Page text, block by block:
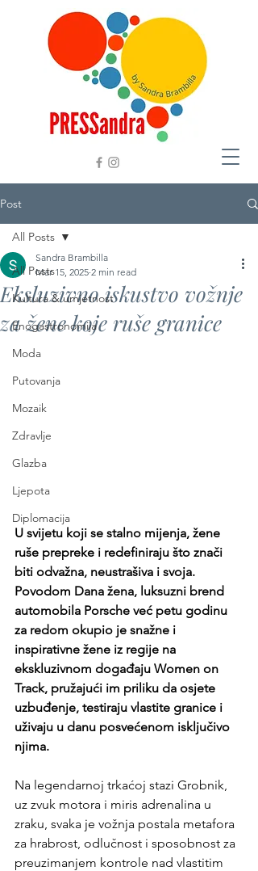
Post
All Posts
Kultura & umjetnost
Enogastronomija
Moda
Putovanja
Mozaik
Zdravlje
Glazba
Ljepota
Diplomacija
All Posts
Eksluzivno iskustvo vožnje
za žene koje ruše granice
Sandra Brambilla
Mar 15, 2025 2 min read
U svijetu koji se stalno mijenja, žene
ruše prepreke i redefiniraju što znači
biti odvažna, neustrašiva i svoja.
Povodom Dana žena, luksuzni brend
automobila Porsche već petu godinu
za redom okupio je snažne i
inspirativne žene iz regije na
ekskluzivnom događaju Women on
Track, pružajući im priliku da osjete
uzbuđenje, testiraju vlastite granice i
uživaju u danu posvećenom isključivo
njima.
Na legendarnoj trkaćoj stazi Grobnik,
uz zvuk motora i miris adrenalina u
zraku, svaka je vožnja postala metafora
za hrabrost, odlučnost i sposobnost za
preuzimanjem kontrole nad vlastitim